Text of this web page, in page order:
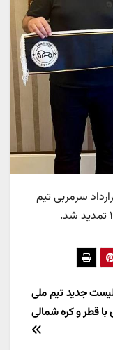
سرمربی تیم
لیست جدید تیم ملی
با قطر و کره شمالی